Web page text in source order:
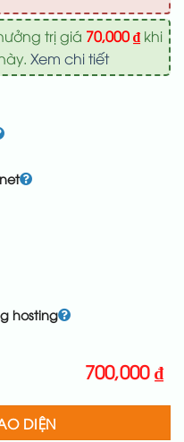
trị giá 70,000₫khi
Xem chi tiết
hosting
700,000₫
DIỆN